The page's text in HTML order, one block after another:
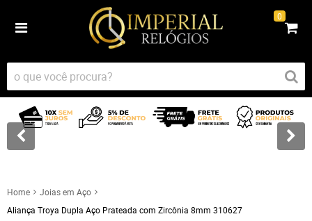
0
Home
Joias em Aço
Aliança Troya Dupla Aço Prateada com Zircônia 8mm 310627